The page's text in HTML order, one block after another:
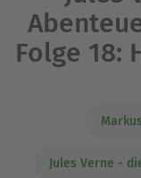
Folge 18:
Jules Verne -